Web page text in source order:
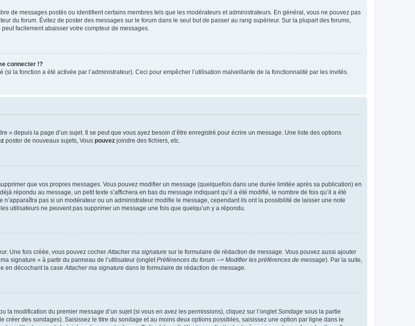
de messages postés ou identifient certains membres tels que les modérateurs et administrateurs. En général, vous ne pouvez pas
du forum. Évitez de poster des messages sur le forum dans le seul but de passer au rang supérieur. Sur la plupart des forums,
facilement abaisser votre compteur de messages.
connecter !?
la fonction a été activée par l’administrateur). Ceci pour empêcher l’utilisation malveillante de la fonctionnalité par les invités.
» depuis la page d’un sujet. Il se peut que vous ayez besoin d’être enregistré pour écrire un message. Une liste des options
poster de nouveaux sujets, Vous pouvez joindre des fichiers, etc.
que vos propres messages. Vous pouvez modifier un message (quelquefois dans une durée limitée après sa publication) en
répondu au message, un petit texte s’affichera en bas du message indiquant qu’il a été modifié, le nombre de fois qu’il a été
pas si un modérateur ou un administrateur modifie le message, cependant ils ont la possibilité de laisser une note
utilisateurs ne peuvent pas supprimer un message une fois que quelqu’un y a répondu.
Une fois créée, vous pouvez cocherAttacher ma signature sur le formulaire de rédaction de message. Vous pouvez aussi ajouter
signature » à partir du panneau de l’utilisateur (ongletPréférences du forum --> Modifier les préférences de message). Par la suite,
en décochant la caseAttacher ma signature dans le formulaire de rédaction de message.
la modification du premier message d’un sujet (si vous en avez les permissions), cliquez sur l’ongletSondage sous la partie
créer des sondages). Saisissez le titre du sondage et au moins deux options possibles, saisissez une option par ligne dans le